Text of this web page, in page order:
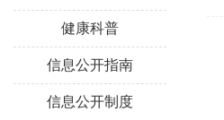
健康科普
信息公开指南
信息公开制度